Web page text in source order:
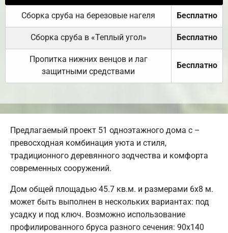
Сборка сруба на березовые нагеля Бесплатно
Сборка сруба в «Теплый угол» Бесплатно
Пропитка нижних венцов и лаг
защитными средствами
Бесплатно
Предлагаемый проект 51 одноэтажного дома с –
превосходная комбинация уюта и стиля,
традиционного деревянного зодчества и комфорта
современных сооружений.
Дом общей площадью 45.7 кв.м. и размерами 6х8 м.
может быть выполнен в нескольких вариантах: под
усадку и под ключ. Возможно использование
профилированного бруса разного сечения: 90х140